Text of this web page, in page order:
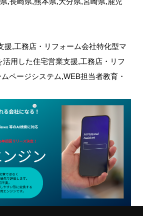
援,工務店・リフォーム会社特化型マ
用した住宅営業支援,工務店・リフ
ページシステム,WEB担当者教育・